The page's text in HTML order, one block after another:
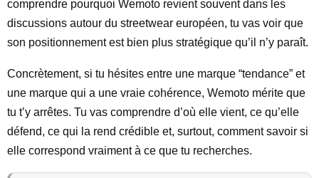
comprendre pourquoi Wemoto revient souvent dans les
discussions autour du streetwear européen, tu vas voir que
son positionnement est bien plus stratégique qu’il n’y paraît.
Concrètement, si tu hésites entre une marque “tendance” et
une marque qui a une vraie cohérence, Wemoto mérite que
tu t’y arrêtes. Tu vas comprendre d’où elle vient, ce qu’elle
défend, ce qui la rend crédible et, surtout, comment savoir si
elle correspond vraiment à ce que tu recherches.